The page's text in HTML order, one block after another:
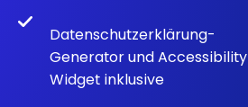
Datenschutzerklärung-
Generator und Accessibility
Widget inklusive